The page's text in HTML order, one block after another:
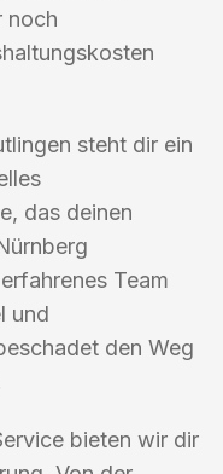
noch
steht dir ein
das deinen
Team
und
den Weg
bieten wir dir